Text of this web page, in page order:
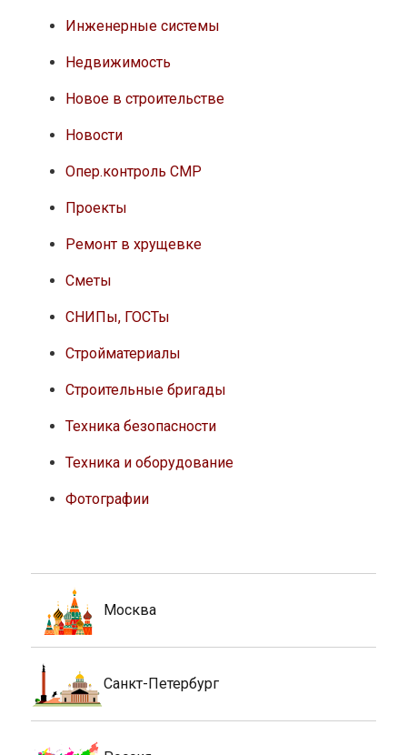
Инженерные системы
Недвижимость
Новое в строительстве
Новости
Опер.контроль СМР
Проекты
Ремонт в хрущевке
Сметы
СНИПы, ГОСТы
Стройматериалы
Строительные бригады
Техника безопасности
Техника и оборудование
Фотографии
Москва
Санкт-Петербург